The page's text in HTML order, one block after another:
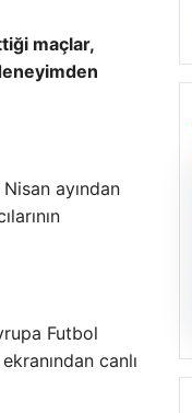
maçlar,
ayından
Futbol
canlı